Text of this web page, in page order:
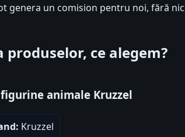
genera un comision pentru noi, fără
produselor, ce alegem?
animale Kruzzel
Kruzzel